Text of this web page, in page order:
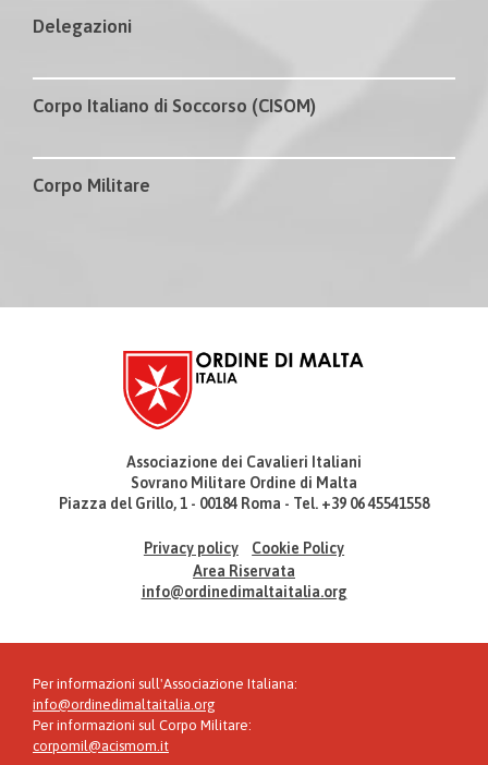
Delegazioni
Corpo Italiano di Soccorso (CISOM)
Corpo Militare
Associazione dei Cavalieri Italiani
Sovrano Militare Ordine di Malta
Piazza del Grillo, 1 - 00184 Roma - Tel. +39 06 45541558
Privacy policy
Cookie Policy
Area Riservata
info@ordinedimaltaitalia.org
Per informazioni sull'Associazione Italiana:
info@ordinedimaltaitalia.org
Per informazioni sul Corpo Militare:
corpomil@acismom.it